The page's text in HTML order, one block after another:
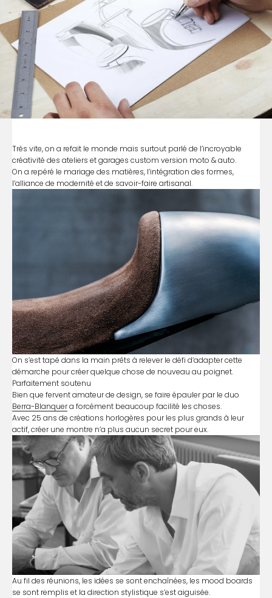
Très vite, on a refait le monde mais surtout parlé de l’incroyable
créativité des ateliers et garages custom version moto & auto.
On a repéré le mariage des matières, l’intégration des formes,
l’alliance de modernité et de savoir-faire artisanal.
On s’est tapé dans la main prêts à relever le défi d’adapter cette
démarche pour créer quelque chose de nouveau au poignet.
Parfaitement soutenu
Bien que fervent amateur de design, se faire épauler par le duo
Berra-Blanquera forcément beaucoup facilité les choses.
Avec 25 ans de créations horlogères pour les plus grands à leur
actif, créer une montre n’a plus aucun secret pour eux.
Au fil des réunions, les idées se sont enchaînées, les mood boards
se sont remplis et la direction stylistique s’est aiguisée.